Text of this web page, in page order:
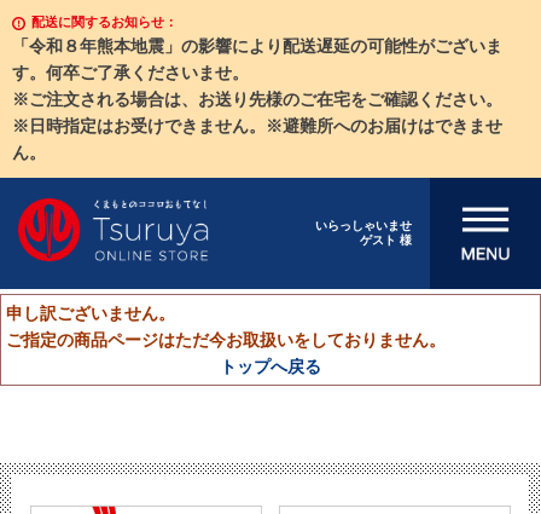
配送に関するお知らせ：
「令和８年熊本地震」の影響により配送遅延の可能性がございま
す。何卒ご了承くださいませ。
※ご注文される場合は、お送り先様のご在宅をご確認ください。
※日時指定はお受けできません。※避難所へのお届けはできませ
ん。
いらっしゃいませ
ゲスト 様
メニューを開
申し訳ございません。
ご指定の商品ページはただ今お取扱いをしておりません。
トップへ戻る